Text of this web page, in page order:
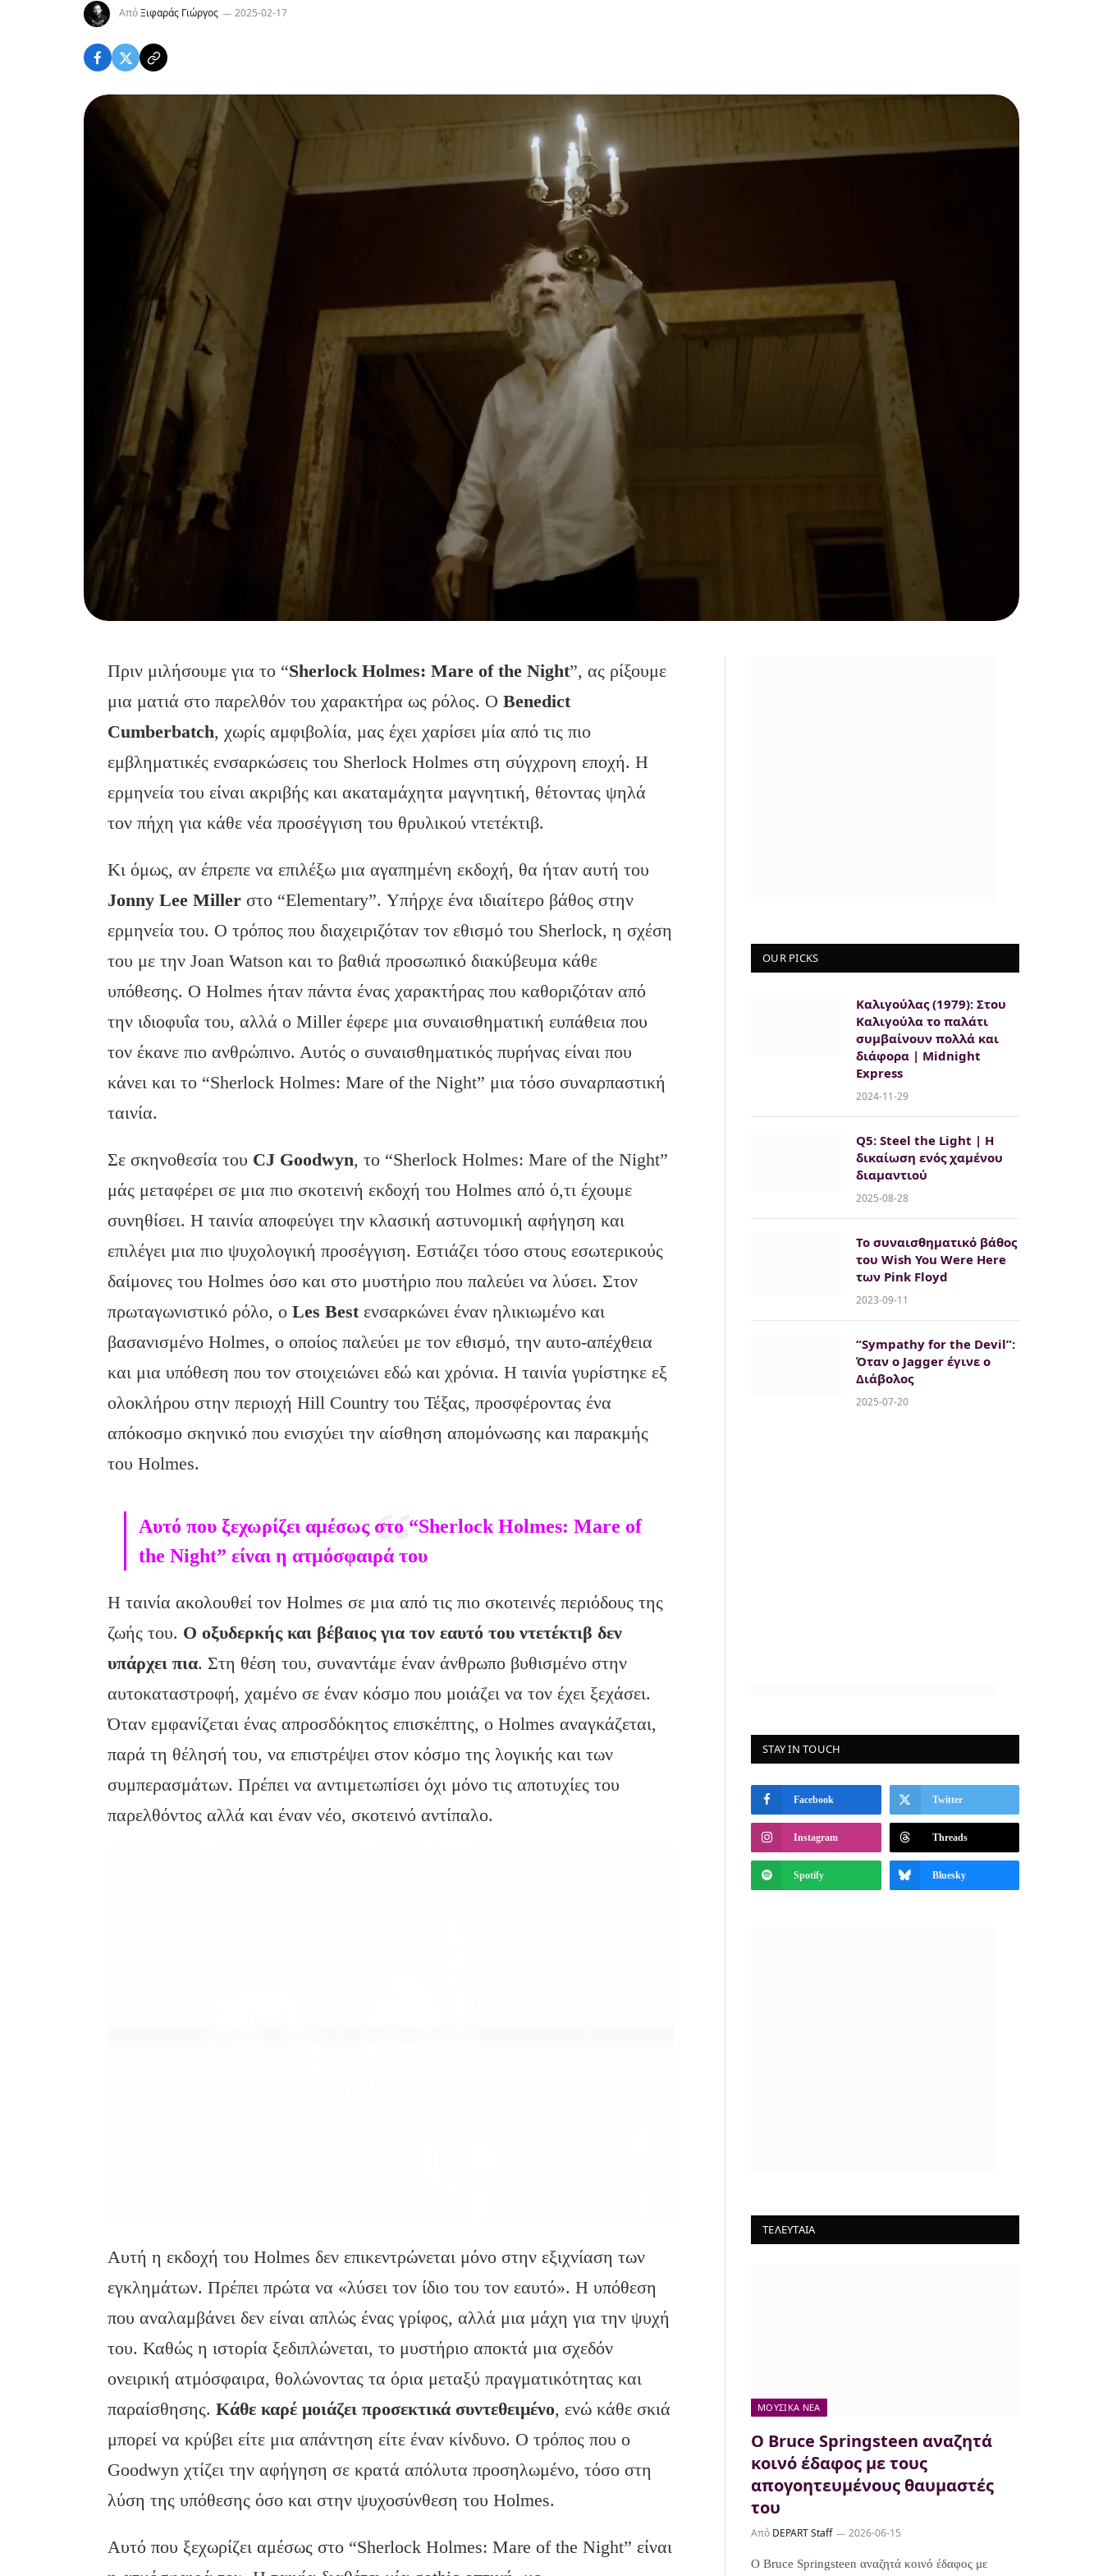
ΑπόΞιφαράς Γιώργος 2025-02-17
Πριν μιλήσουμε για το “Sherlock Holmes: Mare of the Night”, ας ρίξουμε
μια ματιά στο παρελθόν του χαρακτήρα ως ρόλος. ΟBenedict
Cumberbatch, χωρίς αμφιβολία, μας έχει χαρίσει μία από τις πιο
εμβληματικές ενσαρκώσεις του Sherlock Holmes στη σύγχρονη εποχή. Η
ερμηνεία του είναι ακριβής και ακαταμάχητα μαγνητική, θέτοντας ψηλά
τον πήχη για κάθε νέα προσέγγιση του θρυλικού ντετέκτιβ.
Κι όμως, αν έπρεπε να επιλέξω μια αγαπημένη εκδοχή, θα ήταν αυτή του
Jonny Lee Miller στο “Elementary”. Υπήρχε ένα ιδιαίτερο βάθος στην
ερμηνεία του. O τρόπος που διαχειριζόταν τον εθισμό του Sherlock, η σχέση
του με την Joan Watson και το βαθιά προσωπικό διακύβευμα κάθε
υπόθεσης. Ο Holmes ήταν πάντα ένας χαρακτήρας που καθοριζόταν από
την ιδιοφυΐα του, αλλά ο Miller έφερε μια συναισθηματική ευπάθεια που
τον έκανε πιο ανθρώπινο. Αυτός ο συναισθηματικός πυρήνας είναι που
κάνει και το “Sherlock Holmes: Mare of the Night” μια τόσο συναρπαστική
ταινία.
Σε σκηνοθεσία του CJ Goodwyn, το “Sherlock Holmes: Mare of the Night”
μάς μεταφέρει σε μια πιο σκοτεινή εκδοχή του Holmes από ό,τι έχουμε
συνηθίσει. Η ταινία αποφεύγει την κλασική αστυνομική αφήγηση και
επιλέγει μια πιο ψυχολογική προσέγγιση. Εστιάζει τόσο στους εσωτερικούς
δαίμονες του Holmes όσο και στο μυστήριο που παλεύει να λύσει. Στον
πρωταγωνιστικό ρόλο, οLes Bestενσαρκώνει έναν ηλικιωμένο και
βασανισμένο Holmes, ο οποίος παλεύει με τον εθισμό, την αυτο-απέχθεια
και μια υπόθεση που τον στοιχειώνει εδώ και χρόνια. Η ταινία γυρίστηκε εξ
ολοκλήρου στην περιοχή Hill Country του Τέξας, προσφέροντας ένα
απόκοσμο σκηνικό που ενισχύει την αίσθηση απομόνωσης και παρακμής
του Holmes.
Αυτό που ξεχωρίζει αμέσως στο “Sherlock Holmes: Mare of
the Night” είναι η ατμόσφαιρά του
Η ταινία ακολουθεί τον Holmes σε μια από τις πιο σκοτεινές περιόδους της
ζωής του. Ο οξυδερκής και βέβαιος για τον εαυτό του ντετέκτιβ δεν
υπάρχει πια. Στη θέση του, συναντάμε έναν άνθρωπο βυθισμένο στην
αυτοκαταστροφή, χαμένο σε έναν κόσμο που μοιάζει να τον έχει ξεχάσει.
Όταν εμφανίζεται ένας απροσδόκητος επισκέπτης, ο Holmes αναγκάζεται,
παρά τη θέλησή του, να επιστρέψει στον κόσμο της λογικής και των
συμπερασμάτων. Πρέπει να αντιμετωπίσει όχι μόνο τις αποτυχίες του
παρελθόντος αλλά και έναν νέο, σκοτεινό αντίπαλο.
Αυτή η εκδοχή του Holmes δεν επικεντρώνεται μόνο στην εξιχνίαση των
εγκλημάτων. Πρέπει πρώτα να «λύσει τον ίδιο του τον εαυτό». Η υπόθεση
που αναλαμβάνει δεν είναι απλώς ένας γρίφος, αλλά μια μάχη για την ψυχή
του. Καθώς η ιστορία ξεδιπλώνεται, το μυστήριο αποκτά μια σχεδόν
ονειρική ατμόσφαιρα, θολώνοντας τα όρια μεταξύ πραγματικότητας και
παραίσθησης.Κάθε καρέ μοιάζει προσεκτικά συντεθειμένο, ενώ κάθε σκιά
μπορεί να κρύβει είτε μια απάντηση είτε έναν κίνδυνο. Ο τρόπος που ο
Goodwyn χτίζει την αφήγηση σε κρατά απόλυτα προσηλωμένο, τόσο στη
λύση της υπόθεσης όσο και στην ψυχοσύνθεση του Holmes.
Αυτό που ξεχωρίζει αμέσως στο “Sherlock Holmes: Mare of the Night” είναι
OUR PICKS
Καλιγούλας (1979): Στου
Καλιγούλα το παλάτι
συμβαίνουν πολλά και
διάφορα | Midnight
Express
2024-11-29
Q5: Steel the Light | H
δικαίωση ενός χαμένου
διαμαντιού
2025-08-28
Το συναισθηματικό βάθος
του Wish You Were Here
των Pink Floyd
2023-09-11
“Sympathy for the Devil”:
Όταν ο Jagger έγινε o
Διάβολος
2025-07-20
STAY IN TOUCH
Facebook Twitter
Instagram Threads
Spotify Bluesky
ΤΕΛΕΥΤΑΙΑ
ΜΟΥΣΙΚΆ ΝΈΑ
Ο Bruce Springsteen αναζητά
κοινό έδαφος με τους
απογοητευμένους θαυμαστές
του
Από DEPART Staff 2026-06-15
Ο Bruce Springsteen αναζητά κοινό έδαφος με